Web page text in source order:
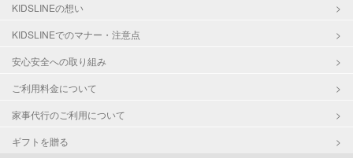
KIDSLINEの想い
KIDSLINEでのマナー・注意点
安心安全への取り組み
ご利用料金について
家事代行のご利用について
ギフトを贈る